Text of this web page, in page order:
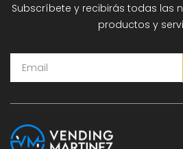
Subscríbete y recibirás todas las
productos y